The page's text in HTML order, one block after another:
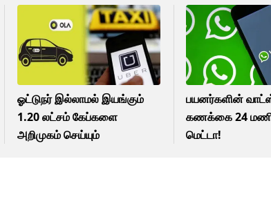
ஓட்டுநர் இல்லாமல் இயங்கும்
1.20 லட்சம் கேப்களை
அறிமுகம் செய்யும்
பயனர்களின்
கணக்கை 24 மணி
மெட்டா!